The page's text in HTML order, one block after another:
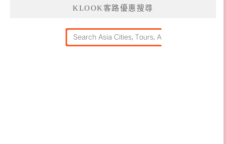
KLOOK客路優惠搜尋